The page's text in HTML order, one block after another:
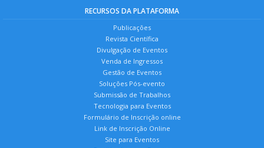
RECURSOS DA PLATAFORMA
Publicações
Revista Científica
Divulgação de Eventos
Venda de Ingressos
Gestão de Eventos
Soluções Pós-evento
Submissão de Trabalhos
Tecnologia para Eventos
Formulário de Inscrição online
Link de Inscrição Online
Site para Eventos